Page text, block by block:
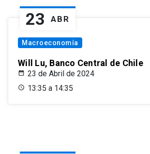
23 ABR
Macroeconomía
Will Lu, Banco Central de Chile
23 de Abril de 2024
13:35 a 14:35